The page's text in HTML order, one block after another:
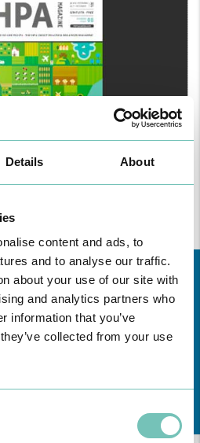
Details About
content and ads, to
and to analyse our traffic.
about your use of our site with
and analytics partners who
information that you’ve
collected from your use
de saúde CUFaqui